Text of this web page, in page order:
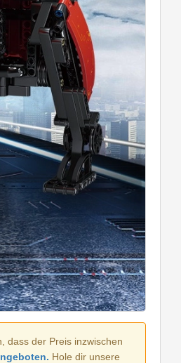
dass der Preis inzwischen
Hole dir unsere